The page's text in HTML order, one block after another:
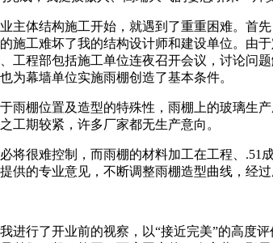
主体结构施工开始，就遇到了重重困难。首
工难坏了我的结构设计师和建设单位。由
工程部包括施工单位连夜召开会议，讨论问
为幕墙单位实施雨棚创造了基本条件。
雨棚位置及造型的特殊性，雨棚上的玻璃生
工期较紧，许多厂家都无生产意向。
将很难控制，而雨棚的材料加工在工程、
供的专业意见，不断调整雨棚造型曲线，经
进行了开业前的视察，以“接近完美”的高度